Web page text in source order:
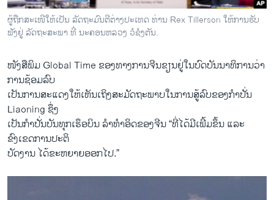
ຜູ້ຖືກສະເໜີໃຫ້ເປັນ ລັດຖະມົນຕີຕ່າງປະເທດ ທ່ານ Rex Tillerson ໃຫ້ການຮັບ
ຟັງຢູ່ ລັດຖະສະພາ ທີ່ ນະຄອນຫລວງ ວໍຊໍງຕັນ.
​ໜັງສືພິມ Global Time ຂອງທາງການຈີນຂຽນຢູ່ໃນບົດບັນນາທິການວ່າ
ການຊ້ອມລົບ
ເປັນການສະແດງໃຫ້ເຫັນເຖິງສະມັດຖະພາບ​ໃນ​ການ​ສູ້​ລົບຂອງກຳປັ່ນ
Liaoning ຊຶ່ງ
ເປັນກຳປັ່ນບັນທຸກເຮຶອບິນ ລຳທຳອິດຂອງຈີນ “ທີ່ໄດ້​ມີ​ເພີ້ມຂຶ້ນ ແລະ
ຂົງເຂດການປະຕິ
ບັດງານ ໄດ້ຂະຫຍາຍອອກໄປ.”